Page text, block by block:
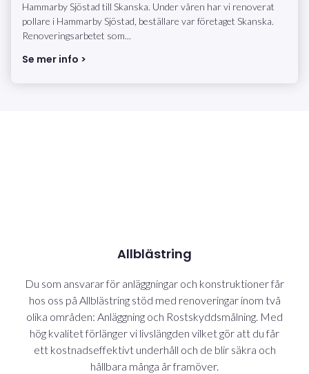
Hammarby Sjöstad till Skanska. Under våren har vi renoverat
pollare i Hammarby Sjöstad, beställare var företaget Skanska.
Renoveringsarbetet som...
Se mer info >
Allblästring
Du som ansvarar för anläggningar och konstruktioner får
hos oss på Allblästring stöd med renoveringar inom två
olika områden: Anläggning och Rostskyddsmålning. Med
hög kvalitet förlänger vi livslängden vilket gör att du får
ett kostnadseffektivt underhåll och de blir säkra och
hållbara många år framöver.